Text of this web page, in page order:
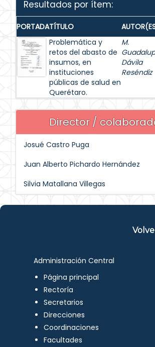
Resultados por ítem:
PORTADATÍTULO
Problemática y
retos del abasto de
insumos, en
instituciones
públicas de salud en
Querétaro.
M.
Dávila
Reséndiz
Director /
Josué Castro Puga
Juan Alberto Pichardo Hernández
Silvia Matallana Villegas
Administración Central
Página principal
Rectoría
Secretarios
Direcciones
Coordinaciones
Facultades